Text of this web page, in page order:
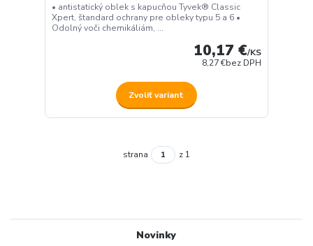
Novinky
• antistatický oblek s kapucňou Tyvek® Classic
Xpert, štandard ochrany pre obleky typu 5 a 6 •
Odolný voči chemikáliám, ...
10,17 €/KS
8,27 €bez DPH
Zvoliť variant
strana z 1